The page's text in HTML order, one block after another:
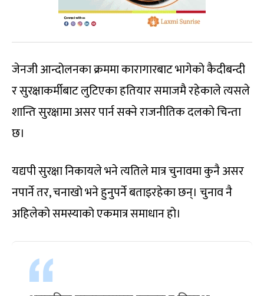
जेनजी आन्दोलनका क्रममा कारागारबाट भागेको कैदीबन्दी
र सुरक्षाकर्मीबाट लुटिएका हतियार समाजमै रहेकाले त्यसले
शान्ति सुरक्षामा असर पार्न सक्ने राजनीतिक दलको चिन्ता
छ।
यद्यपी सुरक्षा निकायले भने त्यतिले मात्र चुनावमा कुनै असर
नपार्ने तर, चनाखो भने हुनुपर्ने बताइरहेका छन्। चुनाव नै
अहिलेको समस्याको एकमात्र समाधान हो।